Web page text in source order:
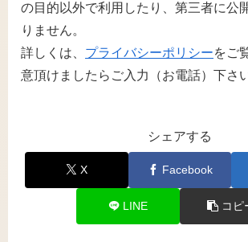
の目的以外で利用したり、第三者に公
りません。
詳しくは、 プライバシーポリシーをご
意頂けましたらご入力（お電話）下さい
シェアする
X Facebook
LINE コピ